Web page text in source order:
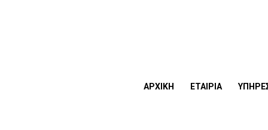
ΑΡΧΙΚΗ ΕΤΑΙΡΙΑ